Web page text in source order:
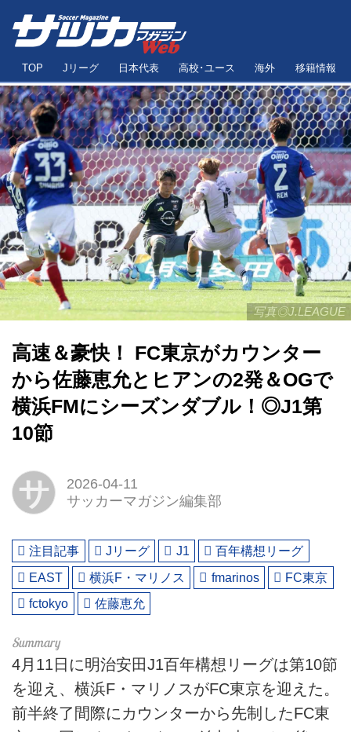
TOP Jリーグ 日本代表 高校･ユース 海外 移籍情報
写真◎J.LEAGUE
高速＆豪快！ FC東京がカウンター
から佐藤恵允とヒアンの2発＆OGで
横浜FMにシーズンダブル！◎J1第
10節
サ
2026-04-11
サッカーマガジン編集部
注目記事 Jリーグ J1
百年構想リーグ
EAST
横浜F・マリノス fmarinos
FC東京
fctokyo
佐藤恵允
4月11日に明治安田J1百年構想リーグは第10節
を迎え、横浜F・マリノスがFC東京を迎えた。
前半終了間際にカウンターから先制したFC東